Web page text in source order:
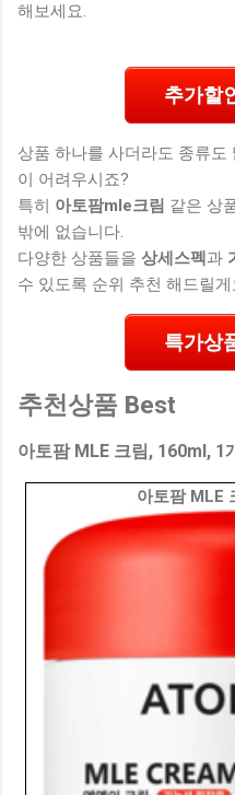
해보세요.
추가할
상품 하나를 사더라도 종류
이 어려우시죠?
특히 아토팜mle크림 같은 상
밖에 없습니다.
다양한 상품들을 상세스펙 과
수 있도록 순위 추천 해드릴게
특가상
추천상품 Best
아토팜 MLE 크림, 160ml, 1
아토팜 MLE